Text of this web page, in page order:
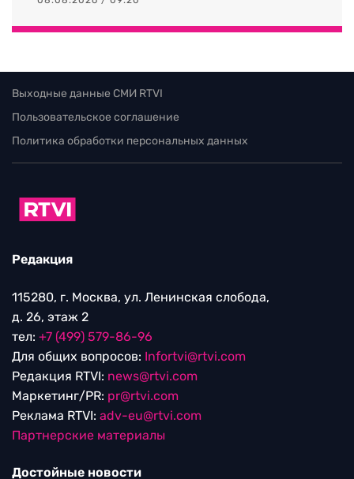
Выходные данные СМИ RTVI
Пользовательское соглашение
Политика обработки персональных данных
Редакция
115280, г. Москва, ул. Ленинская слобода,
д. 26, этаж 2
тел: +7 (499) 579-86-96
Для общих вопросов: Infortvi@rtvi.com
Редакция RTVI: news@rtvi.com
Маркетинг/PR: pr@rtvi.com
Реклама RTVI: adv-eu@rtvi.com
Партнерские материалы
Достойные новости